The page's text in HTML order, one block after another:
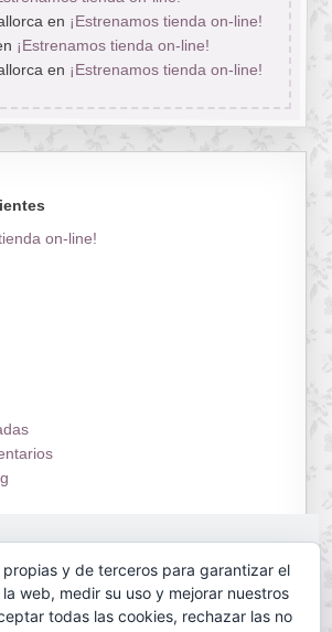
en ¡Estrenamos tienda on-line!
¡Estrenamos tienda on-line!
en ¡Estrenamos tienda on-line!
on-line!
propias y de terceros para garantizar el
web, medir su uso y mejorar nuestros
todas las cookies, rechazar las no